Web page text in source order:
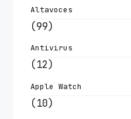
Altavoces
(99)
Antivirus
(12)
Apple Watch
(10)